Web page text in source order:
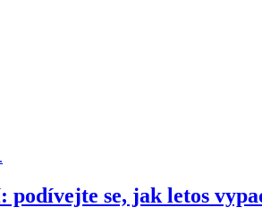
podívejte se, jak letos